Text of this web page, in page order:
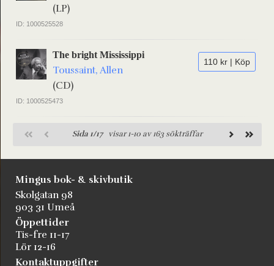
(LP)
ID: 1000525528
110 kr | Köp
The bright Mississippi
Toussaint, Allen
(CD)
ID: 1000525473
Sida 1/17visar 1-10 av 163 sökträffar
Mingus bok- & skivbutik
Skolgatan 98
903 31 Umeå
Öppettider
Tis-fre 11-17
Lör 12-16
Kontaktuppgifter